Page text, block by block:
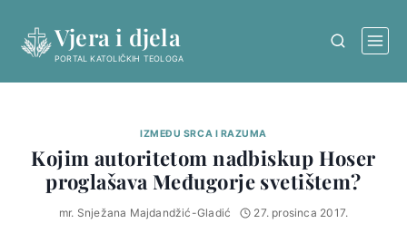
content
Vjera i djela
PORTAL KATOLIČKIH TEOLOGA
IZMEĐU SRCA I RAZUMA
Kojim autoritetom nadbiskup Hoser
proglašava Međugorje svetištem?
mr. Snježana Majdandžić-Gladić 27. prosinca 2017.